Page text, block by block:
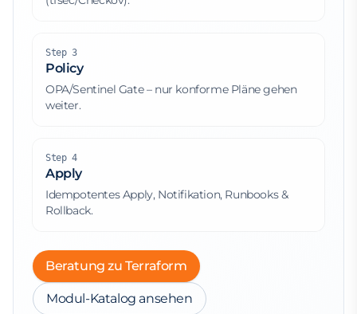
Step 3
Policy
OPA/Sentinel Gate – nur konforme Pläne gehen
weiter.
Step 4
Apply
Idempotentes Apply, Notifikation, Runbooks &
Rollback.
Beratung zu Terraform
Modul-Katalog ansehen